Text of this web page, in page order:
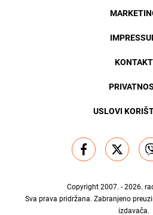
KONTAKT
USLOVI
Copyright 2007. - 2026.
Sva prava pridržana. Zabranjeno
izdavača.